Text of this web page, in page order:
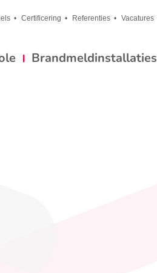
Certificering Referenties Vacatures
Brandmeldinstallaties